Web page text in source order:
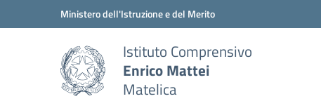
Vai ai contenuti
Vai al menu di navigazioneMinistero dell'Istruzione e del Merito
Istituto Comprensivo
Enrico Mattei
Matelica